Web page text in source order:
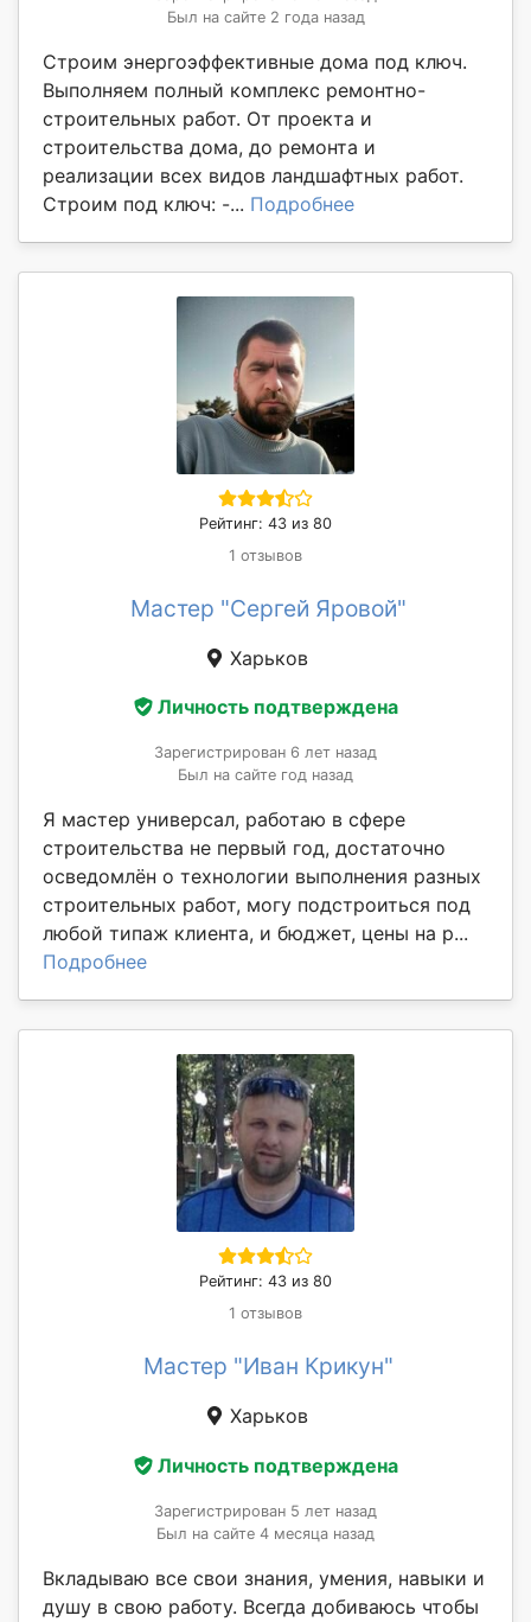
Был на сайте 2 года назад
Строим энергоэффективные дома под ключ.
Выполняем полный комплекс ремонтно-
строительных работ. От проекта и
строительства дома, до ремонта и
реализации всех видов ландшафтных работ.
Строим под ключ: -... Подробнее
Рейтинг: 43 из 80
1 отзывов
Мастер "Сергей Яровой"
Харьков
Личность подтверждена
Зарегистрирован 6 лет назад
Был на сайте год назад
Я мастер универсал, работаю в сфере
строительства не первый год, достаточно
осведомлён о технологии выполнения разных
строительных работ, могу подстроиться под
любой типаж клиента, и бюджет, цены на р...
Подробнее
Рейтинг: 43 из 80
1 отзывов
Мастер "Иван Крикун"
Харьков
Личность подтверждена
Зарегистрирован 5 лет назад
Был на сайте 4 месяца назад
Вкладываю все свои знания, умения, навыки и
душу в свою работу. Всегда добиваюсь чтобы